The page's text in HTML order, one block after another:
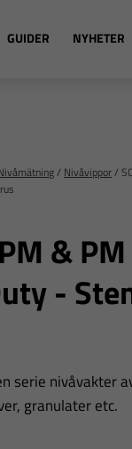
GUIDER NYHETER
/ Nivåvippor/
&
-
serie nivåvakter
granulater etc.